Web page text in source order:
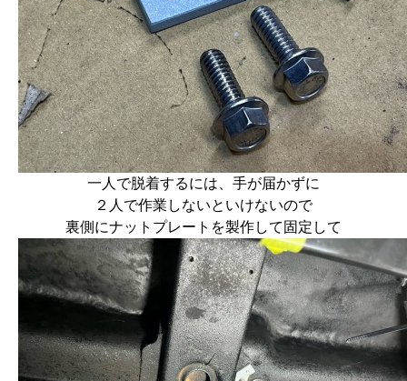
一人で脱着するには、手が届かずに
２人で作業しないといけないので
裏側にナットプレートを製作して固定して